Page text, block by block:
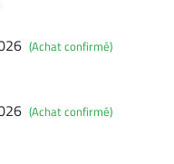
(Achat confirmé)
(Achat confirmé)